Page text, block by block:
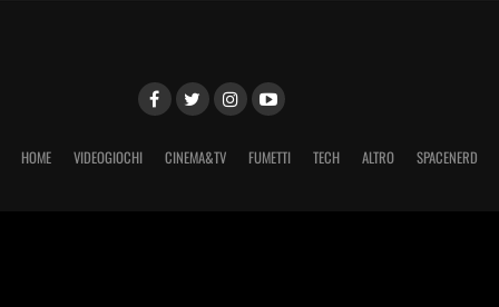
HOME VIDEOGIOCHI CINEMA&TV FUMETTI TECH ALTRO SPACENERD